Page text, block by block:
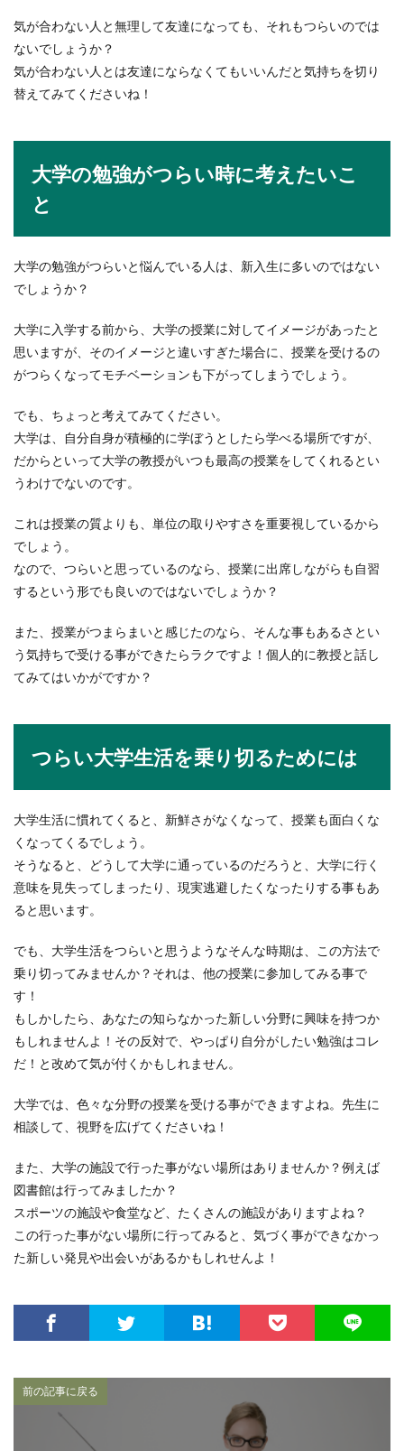
気が合わない人と無理して友達になっても、それもつらいのでは
ないでしょうか？
気が合わない人とは友達にならなくてもいいんだと気持ちを切り
替えてみてくださいね！
大学の勉強がつらい時に考えたいこ
と
大学の勉強がつらいと悩んでいる人は、新入生に多いのではない
でしょうか？
大学に入学する前から、大学の授業に対してイメージがあったと
思いますが、そのイメージと違いすぎた場合に、授業を受けるの
がつらくなってモチベーションも下がってしまうでしょう。
でも、ちょっと考えてみてください。
大学は、自分自身が積極的に学ぼうとしたら学べる場所ですが、
だからといって大学の教授がいつも最高の授業をしてくれるとい
うわけでないのです。
これは授業の質よりも、単位の取りやすさを重要視しているから
でしょう。
なので、つらいと思っているのなら、授業に出席しながらも自習
するという形でも良いのではないでしょうか？
また、授業がつまらまいと感じたのなら、そんな事もあるさとい
う気持ちで受ける事ができたらラクですよ！個人的に教授と話し
てみてはいかがですか？
つらい大学生活を乗り切るためには
大学生活に慣れてくると、新鮮さがなくなって、授業も面白くな
くなってくるでしょう。
そうなると、どうして大学に通っているのだろうと、大学に行く
意味を見失ってしまったり、現実逃避したくなったりする事もあ
ると思います。
でも、大学生活をつらいと思うようなそんな時期は、この方法で
乗り切ってみませんか？それは、他の授業に参加してみる事で
す！
もしかしたら、あなたの知らなかった新しい分野に興味を持つか
もしれませんよ！その反対で、やっぱり自分がしたい勉強はコレ
だ！と改めて気が付くかもしれません。
大学では、色々な分野の授業を受ける事ができますよね。先生に
相談して、視野を広げてくださいね！
また、大学の施設で行った事がない場所はありませんか？例えば
図書館は行ってみましたか？
スポーツの施設や食堂など、たくさんの施設がありますよね？
この行った事がない場所に行ってみると、気づく事ができなかっ
た新しい発見や出会いがあるかもしれせんよ！
前の記事に戻る